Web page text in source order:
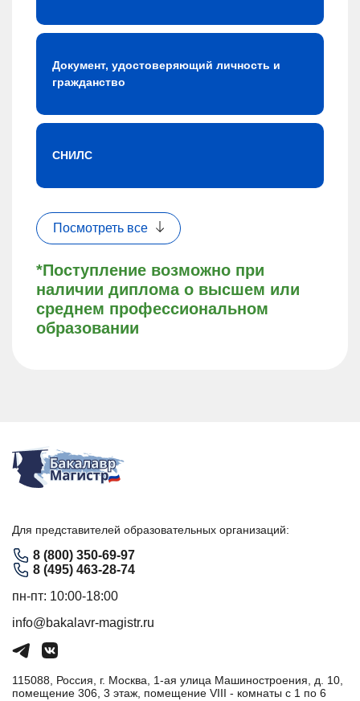
*Поступление возможно при
наличии диплома о высшем или
среднем профессиональном
образовании
Документ, удостоверяющий личность и
гражданство
СНИЛС
Посмотреть все
Для представителей образовательных организаций:
8 (800) 350-69-97
8 (495) 463-28-74
пн-пт: 10:00-18:00
info@bakalavr-magistr.ru
115088, Россия, г. Москва, 1-ая улица Машиностроения, д. 10,
помещение 306, 3 этаж, помещение VIII - комнаты с 1 по 6